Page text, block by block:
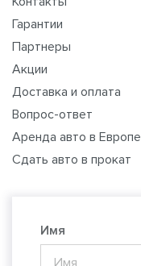
Гарантии
Партнеры
Акции
Доставка и оплата
Вопрос-ответ
Аренда авто в Европе
Сдать авто в прокат
Имя